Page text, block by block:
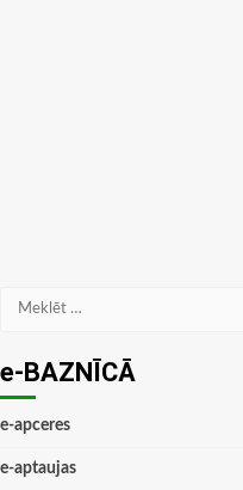
Meklēt:
e-BAZNĪCĀ
e-apceres
e-aptaujas